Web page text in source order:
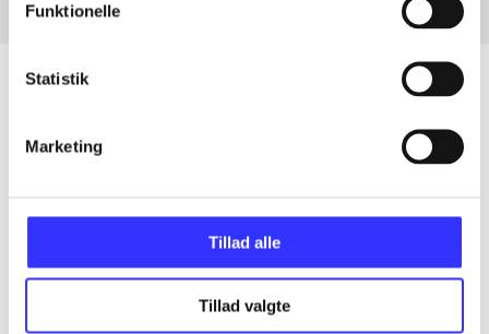
Funktionelle
Statistik
Marketing
Tillad alle
Tillad valgte
Artikler